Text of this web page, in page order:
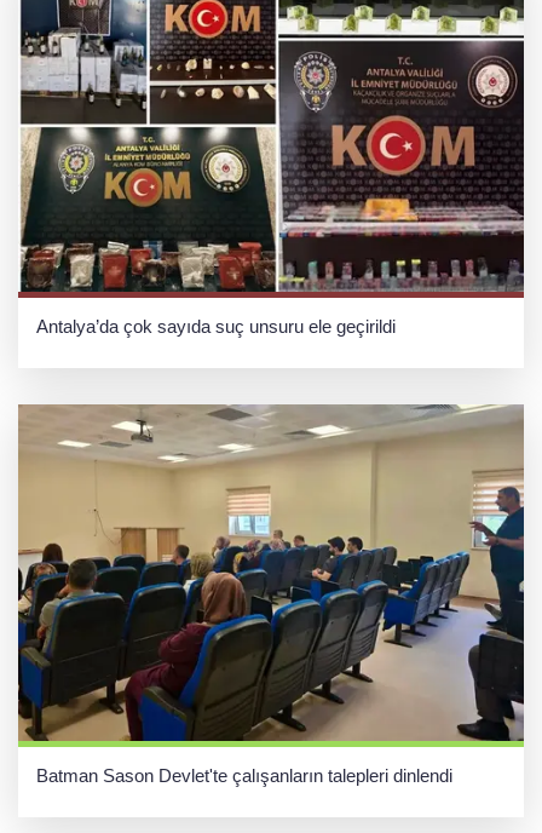
Antalya’da çok sayıda suç unsuru ele geçirildi
Batman Sason Devlet'te çalışanların talepleri dinlendi